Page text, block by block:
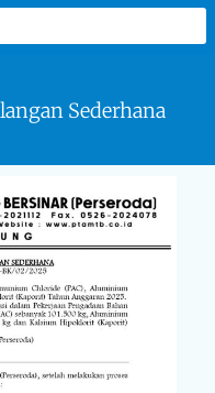
Sederhana